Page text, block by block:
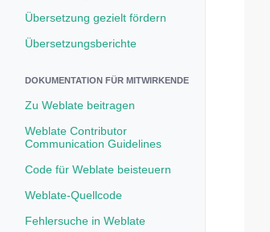
Übersetzung gezielt fördern
Übersetzungsberichte
DOKUMENTATION FÜR MITWIRKENDE
Zu Weblate beitragen
Weblate Contributor
Communication Guidelines
Code für Weblate beisteuern
Weblate-Quellcode
Fehlersuche in Weblate